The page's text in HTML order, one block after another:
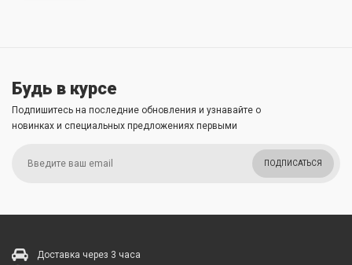
Будь в курсе
Подпишитесь на последние обновления и узнавайте о
новинках и специальных предложениях первыми
ПОДПИСАТЬСЯ
Доставка через 3 часа